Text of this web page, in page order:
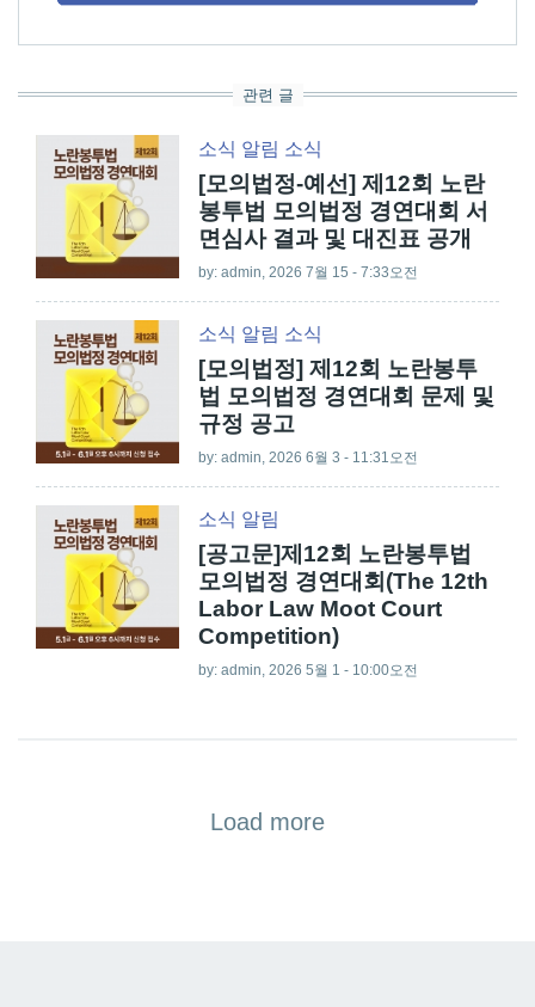
관련 글
소식 알림 소식
[모의법정-예선] 제12회 노란
봉투법 모의법정 경연대회 서
면심사 결과 및 대진표 공개
by: admin, 2026 7월 15 - 7:33오전
소식 알림 소식
[모의법정] 제12회 노란봉투
법 모의법정 경연대회 문제 및
규정 공고
by: admin, 2026 6월 3 - 11:31오전
소식 알림
[공고문]제12회 노란봉투법
모의법정 경연대회(The 12th
Labor Law Moot Court
Competition)
by: admin, 2026 5월 1 - 10:00오전
Load more